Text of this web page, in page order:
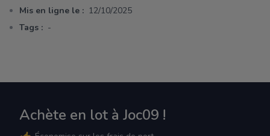
Mis en ligne le : 12/10/2025
Tags : -
Achète en lot à Joc09 !